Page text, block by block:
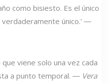
como bisiesto. Es el único
verdaderamente único.' ―
viene solo una vez cada
a punto temporal. ― Vera